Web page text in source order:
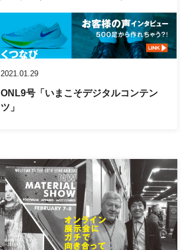
2021.01.29
ONL9号「いまこそデジタルコンテン
ツ」